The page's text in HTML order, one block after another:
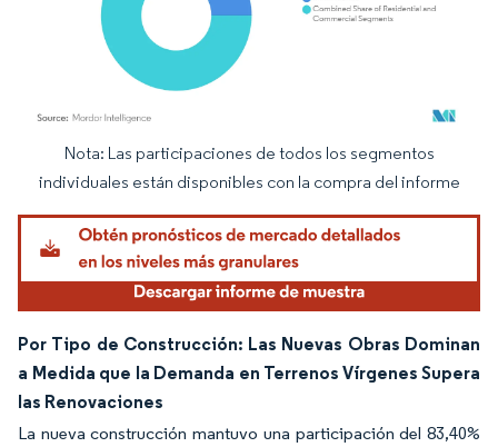
Imagen © Mordor Intelligence. El uso requiere atribución según CC BY 4.0.
Nota: Las participaciones de todos los segmentos
individuales están disponibles con la compra del informe
Por Tipo de Construcción: Las Nuevas Obras Dominan
a Medida que la Demanda en Terrenos Vírgenes Supera
las Renovaciones
La nueva construcción mantuvo una participación del 83,40%